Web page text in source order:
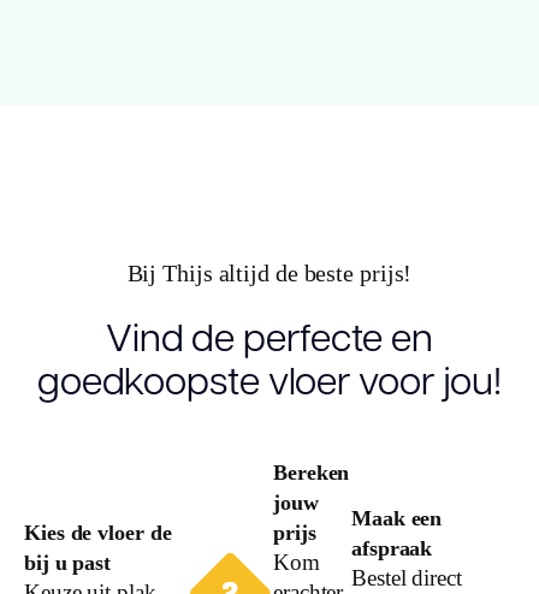
Slijtlaag (mm)
Vloerverwarming
Bij Thijs altijd de beste prijs!
Vind de perfecte en
goedkoopste vloer voor jou!
Kies de vloer de
bij u past
Bereken
jouw
prijs
Kom
Maak een
afspraak
Bestel direct